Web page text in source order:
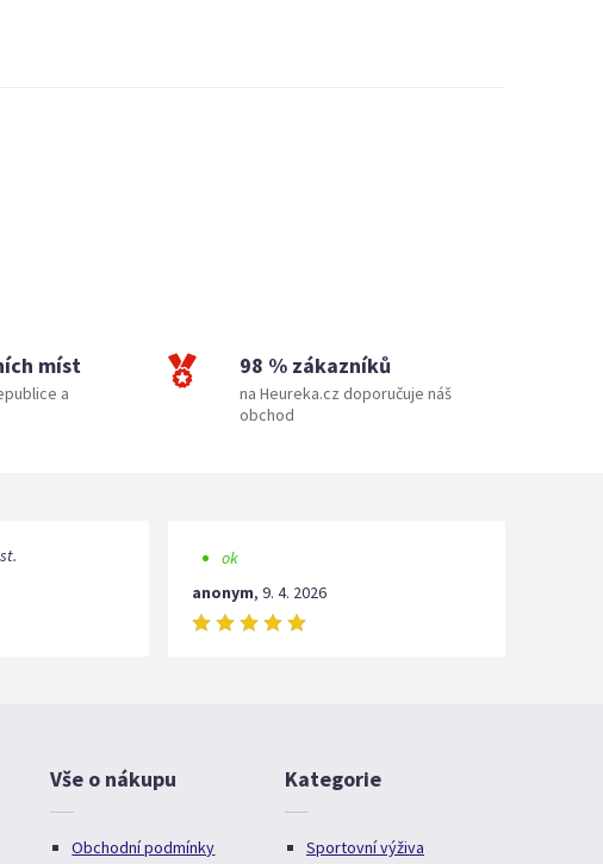
míst
a
98 % zákazníků
na Heureka.cz doporučuje náš
obchod
ok
anonym, 9. 4. 2026
Vše o nákupu
Obchodní podmínky
Kategorie
Sportovní výživa